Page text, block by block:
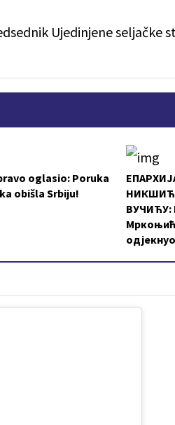
Ujedinjene seljačke
oglasio: Poruka
obišla Srbiju!
ВУЧИЋУ: